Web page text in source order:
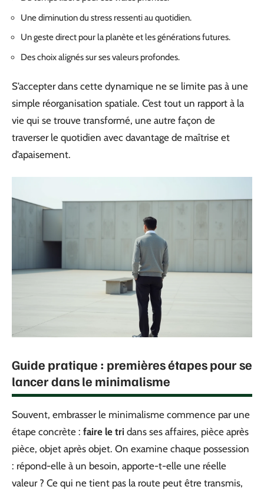
Une diminution du stress ressenti au quotidien.
Un geste direct pour la planète et les générations futures.
Des choix alignés sur ses valeurs profondes.
S’accepter dans cette dynamique ne se limite pas à une
simple réorganisation spatiale. C’est tout un rapport à la
vie qui se trouve transformé, une autre façon de
traverser le quotidien avec davantage de maîtrise et
d’apaisement.
Guide pratique : premières étapes pour se
lancer dans le minimalisme
Souvent, embrasser le minimalisme commence par une
étape concrète : faire le tri dans ses affaires, pièce après
pièce, objet après objet. On examine chaque possession
: répond-elle à un besoin, apporte-t-elle une réelle
valeur ? Ce qui ne tient pas la route peut être transmis,